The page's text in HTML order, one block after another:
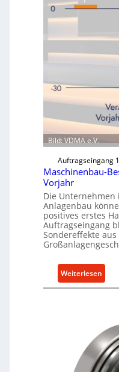
Bild: VDMA e.V.
Auftragseingang
Maschinenbau-
Vorjahr
Die
Anlagenbau
positives erstes
Auftragseingang
Sondereffekte aus
Weiterlesen:
M
h
i
n